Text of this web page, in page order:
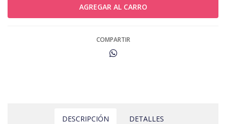
COMPARTIR
DESCRIPCIÓN DETALLES